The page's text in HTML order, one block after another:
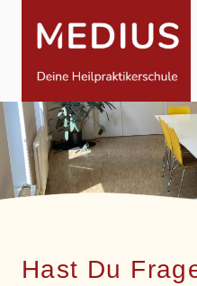
Hast Du